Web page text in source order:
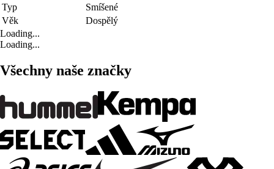
Typ
Smíšené
Věk
Dospělý
Loading...
Loading...
Všechny naše značky